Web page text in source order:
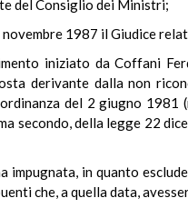
del Consiglio dei Ministri;
1987 il Giudice
iniziato da Coffani
derivante dalla non
del 2 giugno
secondo, della legge 22
impugnata, in quanto
che, a quella data,